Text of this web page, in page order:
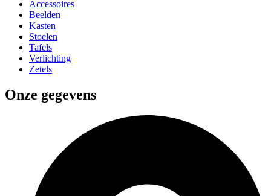
Accessoires
Beelden
Kasten
Stoelen
Tafels
Verlichting
Zetels
Onze gegevens